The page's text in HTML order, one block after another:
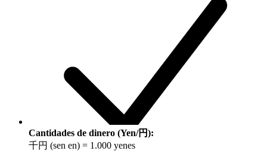
Cantidades de dinero (Yen/円):
千円 (sen en) = 1.000 yenes